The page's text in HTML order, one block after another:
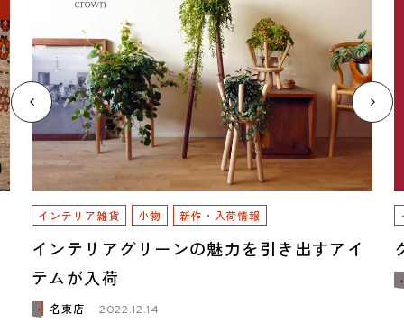
インテリア雑貨 小物 新作・入荷情報
インテリアグリーンの魅力を引き出すアイ
テムが入荷
名東店 2022.12.14